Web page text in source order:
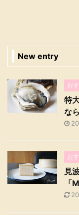
New entry
お
特
な
お
見
「